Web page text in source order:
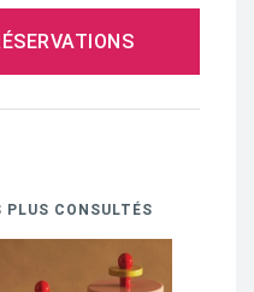
PLUS CONSULTÉS